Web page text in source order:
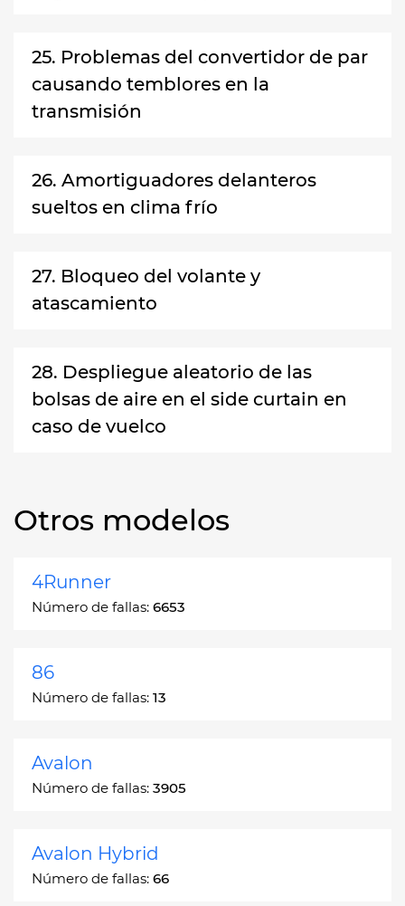
25. Problemas del convertidor de par
causando temblores en la
transmisión
26. Amortiguadores delanteros
sueltos en clima frío
27. Bloqueo del volante y
atascamiento
28. Despliegue aleatorio de las
bolsas de aire en el side curtain en
caso de vuelco
Otros modelos
4Runner
Número de fallas: 6653
86
Número de fallas: 13
Avalon
Número de fallas: 3905
Avalon Hybrid
Número de fallas: 66